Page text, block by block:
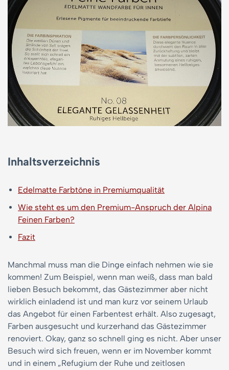
Inhaltsverzeichnis
Edelmatte Farbtöne in Premiumqualität
Wie steht es um den Premium-Anspruch der Alpina
Feinen Farben?
Fazit
Manchmal muss man die Dinge einfach nehmen wie sie
kommen! Zum Beispiel, wenn man weiß, dass man bald
lieben Besuch bekommt, das Gästezimmer aber nicht
wirklich einladend ist und man kurz vor seinem Urlaub
das Angebot für einen Farbentest erhält. Also zugesagt,
Farben ausgesucht und kurzerhand das Gästezimmer
renoviert. Okay, ganz so schnell ging es nicht. Aber unser
Besuch wird sich freuen, wenn er im November kommt
und in einem „Refugium der Ruhe und zeitlosen